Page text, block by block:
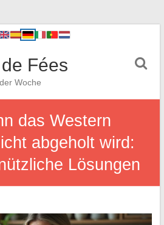
Fées
Woche
das Western
abgeholt wird:
Lösungen